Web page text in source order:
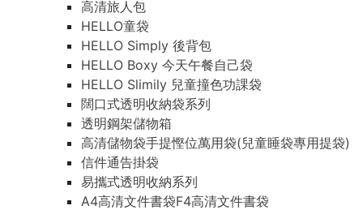
高清旅人包
HELLO童袋
HELLO Simply 後背包
HELLO Boxy 今天午餐自己袋
HELLO Slimily 兒童撞色功課袋
闊口式透明收納袋系列
透明鋼架儲物箱
高清儲物袋手提慳位萬用袋(兒童睡袋專用提袋)
信件通告掛袋
易攜式透明收納系列
A4高清文件書袋F4高清文件書袋